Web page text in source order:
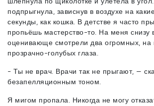
подпрыгнула, зависнув в воздухе на
секунды, как кошка. В детстве я часто
пропьёшь мастерство-то. На меня снизу
оценивающе смотрели два огромных, на
прозрачно-голубых глаза.
- Ты не врач. Врачи так не прыгают, —
безапелляционным тоном.
Я мигом пропала. Никогда не могу